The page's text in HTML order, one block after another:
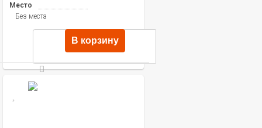
Место
Без места
В корзину